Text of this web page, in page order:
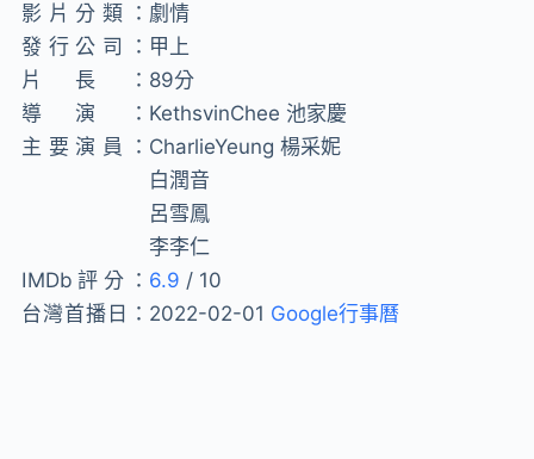
影片分類： 劇情
發行公司： 甲上
片長： 89分
導演： KethsvinChee 池家慶
主要演員： CharlieYeung 楊采妮
白潤音
呂雪鳳
李李仁
IMDb評分： 6.9 / 10
台灣首播日： 2022-02-01 Google行事曆